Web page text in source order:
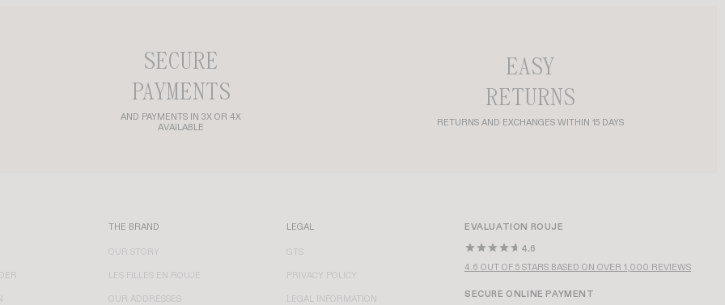
SECURE
PAYMENTS
AND PAYMENTS IN 3X OR 4X
AVAILABLE
EASY
RETURNS
RETURNS AND EXCHANGES WITHIN 15 DAYS
THE BRAND
OUR STORY
LES FILLES EN ROUJE
OUR ADDRESSES
LEGAL
GTS
PRIVACY POLICY
LEGAL INFORMATION
EVALUATION ROUJE
4.6
4.6 OUT OF 5 STARS BASED ON OVER 1,000 REVIEWS
SECURE ONLINE PAYMENT